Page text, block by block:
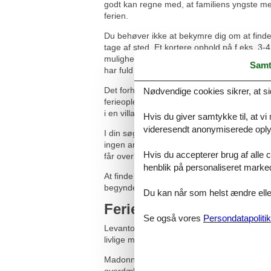
godt kan regne med, at familiens yngste
ferien.
Du behøver ikke at bekymre dig om at
tage af sted. Et kortere ophold på f.eks. 3-
mulighed for et hårdt tiltrængt afbræk i en
har fuld fart på.
Det forhold, at familien får masser af tid til
ferieoplevelser, I selv skaber, er en meget
i en villa. I kan frit veksle mellem
I din søgning efter ”levanto villa pool” er
ingen andre portaler, der har samlet så
får overblik over alle mulighederne.
At finde din villa er et stort skridt på vejen,
begynde at glæde dig, til I skal af sted. Det
Ferieoplevelserne
Levanto, der ligger i en lille dal, byder
livlige markeder, og gæsterne kan nyde
Madonnina della Punta befinder sig i den
Nødvendige cookies sikrer, at
Hvis du giver samtykke til, at vi
videresendt anonymiserede
Hvis du accepterer brug af alle
henblik på personaliseret
Du kan når som helst ændre
Se også vores Persondatapolitik